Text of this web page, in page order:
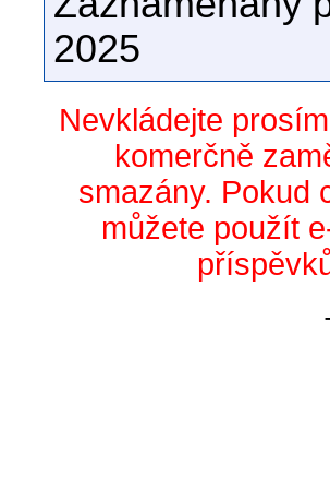
2025
Nevkládejte
komerčně
smazány. Pokud
můžete použít